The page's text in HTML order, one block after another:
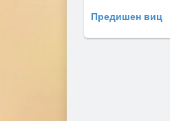
Предишен виц